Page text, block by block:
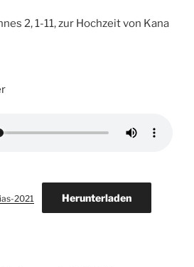
2, 1-11, zur Hochzeit von Kana
2021 Herunterladen